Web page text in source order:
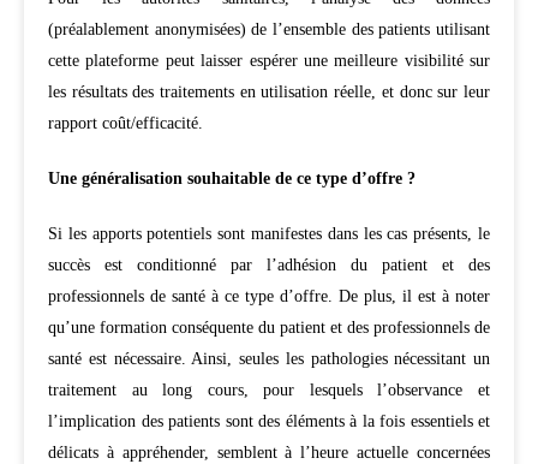
(préalablement anonymisées) de l’ensemble des patients utilisant
cette plateforme peut laisser espérer une meilleure visibilité sur
les résultats des traitements en utilisation réelle, et donc sur leur
rapport coût/efficacité.
Une généralisation souhaitable de ce type d’offre ?
Si les apports potentiels sont manifestes dans les cas présents, le
succès est conditionné par l’adhésion du patient et des
professionnels de santé à ce type d’offre. De plus, il est à noter
qu’une formation conséquente du patient et des professionnels de
santé est nécessaire. Ainsi, seules les pathologies nécessitant un
traitement au long cours, pour lesquels l’observance et
l’implication des patients sont des éléments à la fois essentiels et
délicats à appréhender, semblent à l’heure actuelle concernées